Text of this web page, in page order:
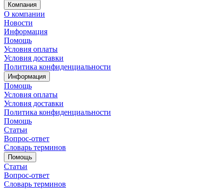
Компания
О компании
Новости
Информация
Помощь
Условия оплаты
Условия доставки
Политика конфиденциальности
Информация
Помощь
Условия оплаты
Условия доставки
Политика конфиденциальности
Помощь
Статьи
Вопрос-ответ
Словарь терминов
Помощь
Статьи
Вопрос-ответ
Словарь терминов